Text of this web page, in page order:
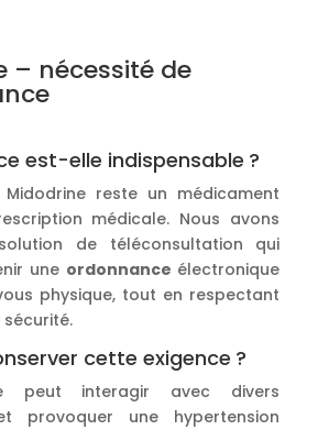
– nécessité de
est-elle indispensable ?
Midodrine reste un médicament
médicale. Nous avons
de téléconsultation qui
une ordonnance électronique
physique, tout en respectant
cette exigence ?
peut interagir avec divers
provoquer une hypertension